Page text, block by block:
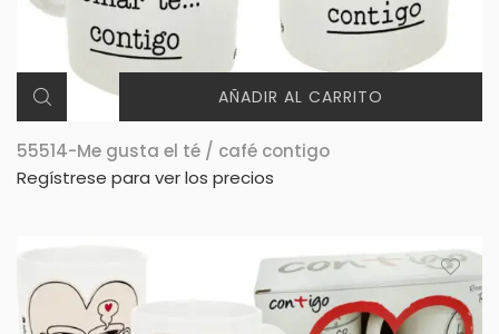
AÑADIR AL CARRITO
55514-Me gusta el té / café contigo
Regístrese para ver los precios